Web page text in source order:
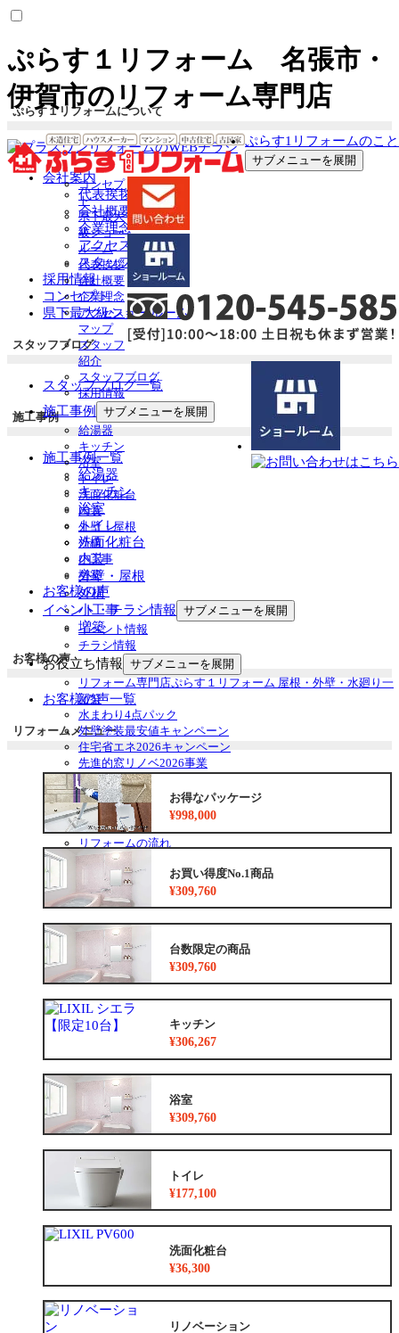
ぷらす１リフォーム 名張市・
伊賀市のリフォーム専門店
ぷらす1リフォームのこと
サブメニューを展開
コンセプ
ト
県下最大
級ショー
ルーム
代表挨拶
会社概要
企業理念
アクセス
マップ
スタッフ
紹介
スタッフブログ
採用情報
施工事例
サブメニューを展開
給湯器
キッチン
浴室
トイレ
洗面化粧台
内装
外壁・屋根
外構
小工事
増築
お客様の声
イベント・チラシ情報 サブメニューを展開
イベント情報
チラシ情報
お役立ち情報 サブメニューを展開
リフォーム専門店ぷらす１リフォーム 屋根・外壁・水廻り一
新祭
水まわり4点パック
外壁塗装最安値キャンペーン
住宅省エネ2026キャンペーン
先進的窓リノベ2026事業
みらいエコ住宅2026事業
給湯省エネ2026事業
安心保証
お得なリフォームメニュー
リフォームの流れ
よくあるご質問
中古リノベをご検討中の方へ
ぷらす１リフォームについて
会社案内
代表挨拶
会社概要
企業理念
アクセスマップ
スタッフ紹介
採用情報
コンセプト
県下最大級ショールーム
スタッフブログ
スタッフブログ一覧
施工事例
施工事例一覧
給湯器
キッチン
浴室
トイレ
洗面化粧台
内装
外壁・屋根
外構
小工事
増築
お客様の声
お客様の声一覧
リフォームメニュー
お得なパッケージ
¥998,000
お買い得度No.1商品
¥309,760
台数限定の商品
¥309,760
キッチン
¥306,267
浴室
¥309,760
トイレ
¥177,100
洗面化粧台
¥36,300
リノベーション